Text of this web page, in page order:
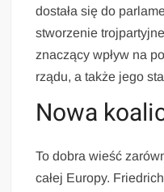
dostała się do
stworzenie
znaczący wpływ na
rządu, a także jego
Nowa
To dobra wieść
całej Europy.